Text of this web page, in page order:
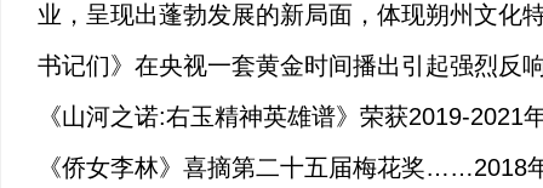
业，呈现出蓬勃发展的新局面，体现朔州文化
书记们》在央视一套黄金时间播出引起强烈反
《山河之诺:右玉精神英雄谱》荣获2019-2021
《侨女李林》喜摘第二十五届梅花奖……2018